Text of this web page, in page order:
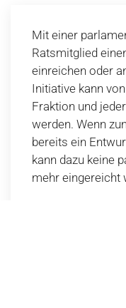
Mit einer
Ratsmitglied
einreichen oder
Initiative kann
Fraktion und
werden. Wenn
bereits ein
kann dazu keine
mehr eingereicht